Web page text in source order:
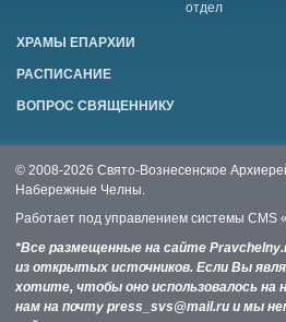
отдел
ХРАМЫ ЕПАРХИИ
РАСПИСАНИЕ
ВОПРОС СВЯЩЕННИКУ
© 2008-2026 Свято-Вознесенское
Набережные Челны.
Работает под управлением системы CMS
*Все размещенные на сайте
из открытых источников. Если Вы
хотите, чтобы оно использовалось
нам на почту press_svs@mail.ru и мы